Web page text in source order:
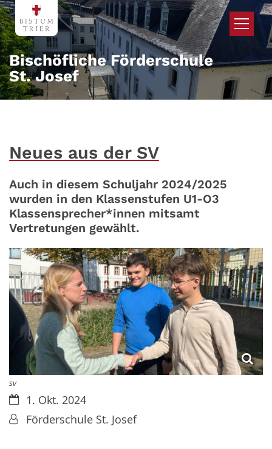
Zum Inhalt springen
Bischöfliche Förderschule
St. Josef
Neues aus der SV
Auch in diesem Schuljahr 2024/2025
wurden in den Klassenstufen U1-O3
Klassensprecher*innen mitsamt
Vertretungen gewählt.
sv
Datum:1. Okt. 2024
Von:Förderschule St. Josef